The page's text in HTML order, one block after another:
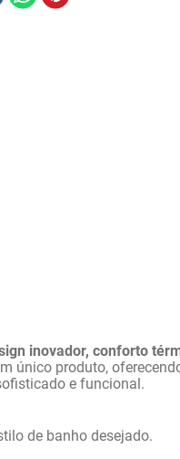
inovador, conforto
único produto,
e funcional.
de banho desejado.